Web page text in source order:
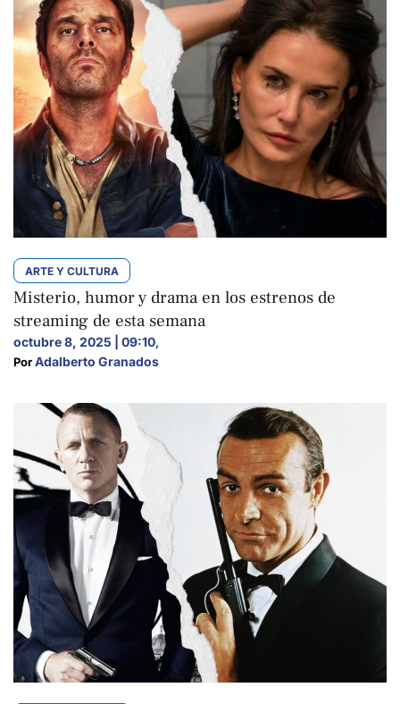
ARTE Y CULTURA
Misterio, humor y drama en los estrenos de
streaming de esta semana
octubre 8, 2025 | 09:10,
Por Adalberto Granados